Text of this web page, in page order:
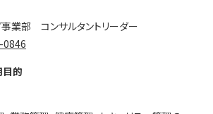
事業部 コンサルタントリーダー
的